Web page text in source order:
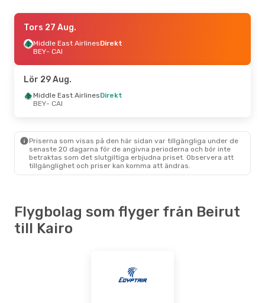
Mån 14 Sep.- Sön 20 Sep.
EgyptairDirekt
BEY- CAI
CAI- BEY
Fre 2 Okt.- Sön 4 Okt.
CAI
Tors 27 Aug.
Middle East AirlinesDirekt
BEY- CAI
Lör 29 Aug.
Middle East AirlinesDirekt
BEY- CAI
Priserna som visas på den här sidan var tillgängliga under de
senaste 20 dagarna för de angivna perioderna och bör inte
betraktas som det slutgiltiga erbjudna priset. Observera att
tillgänglighet och priser kan komma att ändras.
Flygbolag som flyger från Beirut
till Kairo